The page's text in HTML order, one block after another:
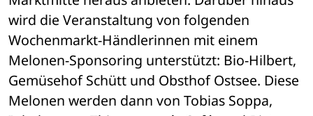
wird die Veranstaltung von folgenden
Wochenmarkt-Händlerinnen mit einem
Melonen-Sponsoring unterstützt: Bio-Hilbert,
Gemüsehof Schütt und Obsthof Ostsee. Diese
Melonen werden dann von Tobias Soppa,